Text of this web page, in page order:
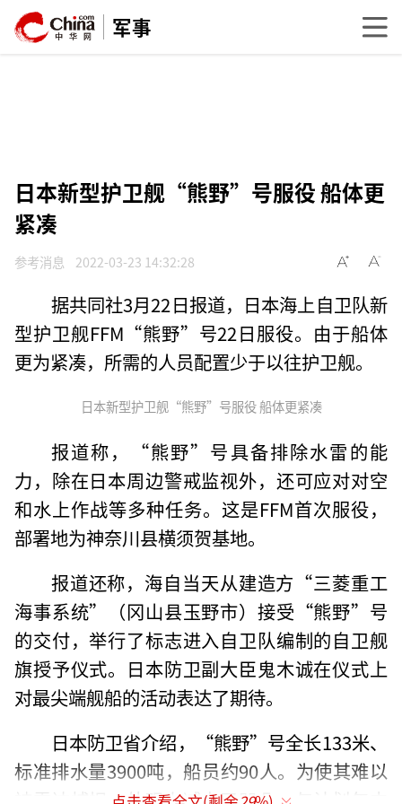
军事
日本新型护卫舰“熊野”号服役 船体更
紧凑
参考消息 2022-03-23 14:32:28
据共同社3月22日报道，日本海上自卫队新
型护卫舰FFM“熊野”号22日服役。由于船体
更为紧凑，所需的人员配置少于以往护卫舰。
日本新型护卫舰“熊野”号服役 船体更紧凑
报道称，“熊野”号具备排除水雷的能
力，除在日本周边警戒监视外，还可应对对空
和水上作战等多种任务。这是FFM首次服役，
部署地为神奈川县横须贺基地。
报道还称，海自当天从建造方“三菱重工
海事系统”（冈山县玉野市）接受“熊野”号
的交付，举行了标志进入自卫队编制的自卫舰
旗授予仪式。日本防卫副大臣鬼木诚在仪式上
对最尖端舰船的活动表达了期待。
日本防卫省介绍，“熊野”号全长133米、
标准排水量3900吨，船员约90人。为使其难以